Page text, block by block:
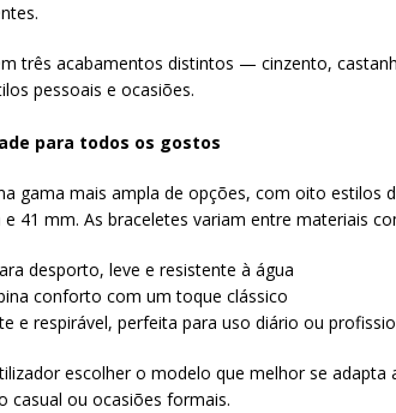
três acabamentos distintos — cinzento,
pessoais e ocasiões.
para todos os gostos
gama mais ampla de opções, com oito estilos
41 mm. As braceletes variam entre materiais
desporto, leve e resistente à água
conforto com um toque clássico
e respirável, perfeita para uso diário ou
escolher o modelo que melhor se
casual ou ocasiões formais.